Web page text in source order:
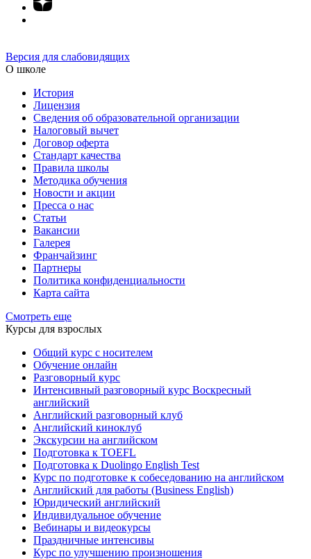
Версия для слабовидящих
О школе
История
Лицензия
Сведения об образовательной организации
Налоговый вычет
Договор оферта
Стандарт качества
Правила школы
Методика обучения
Новости и акции
Пресса о нас
Статьи
Вакансии
Галерея
Франчайзинг
Партнеры
Политика конфиденциальности
Карта сайта
Смотреть еще
Курсы для взрослых
Общий курс с носителем
Обучение онлайн
Разговорный курс
Интенсивный разговорный курс Воскресный
английский
Английский разговорный клуб
Английский киноклуб
Экскурсии на английском
Подготовка к TOEFL
Подготовка к Duolingo English Test
Курс по подготовке к собеседованию на английском
Английский для работы (Business English)
Юридический английский
Индивидуальное обучение
Вебинары и видеокурсы
Праздничные интенсивы
Курс по улучшению произношения